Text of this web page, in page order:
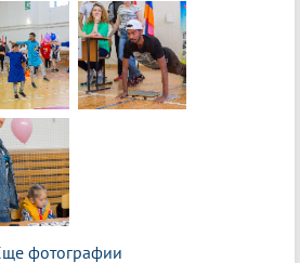
фотографии